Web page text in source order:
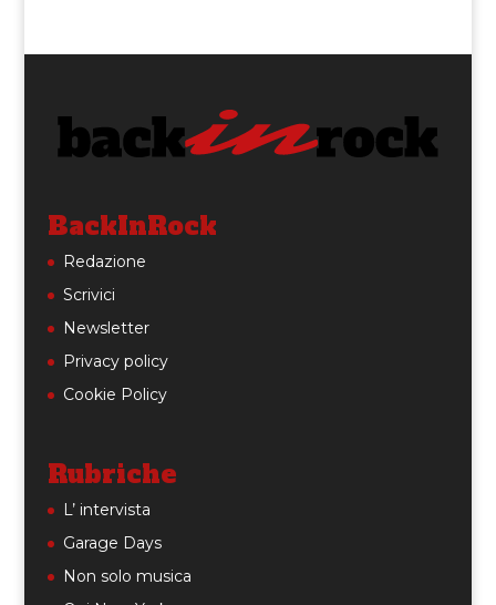
BackInRock
Redazione
Scrivici
Newsletter
Privacy policy
Cookie Policy
Rubriche
L’ intervista
Garage Days
Non solo musica